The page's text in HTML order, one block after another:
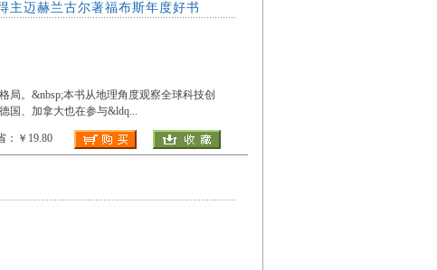
主迈赫兰古尔著福布斯年度好书
局。&nbsp;本书从地理角度观察全球科技创
国、加拿大也在参与&ldq...
￥19.80